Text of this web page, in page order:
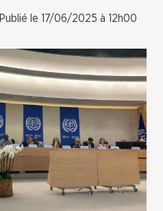
Publié le 17/06/2025 à 12h00